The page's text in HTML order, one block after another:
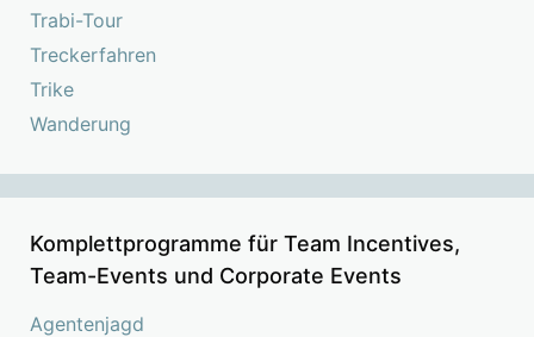
Trabi-Tour
Treckerfahren
Trike
Wanderung
Komplettprogramme für Team Incentives,
Team-Events und Corporate Events
Agentenjagd